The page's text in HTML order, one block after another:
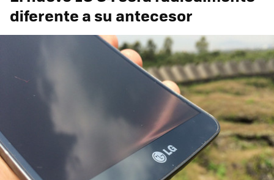
diferente a su antecesor